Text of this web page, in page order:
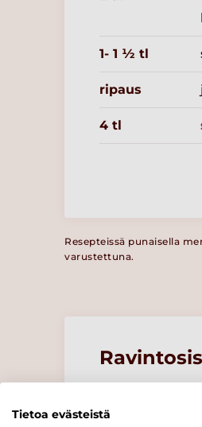
1- 1 ½ tl
ripaus
4 tl
Resepteissä punaisella
varustettuna.
70 kcal
Tietoa evästeistä